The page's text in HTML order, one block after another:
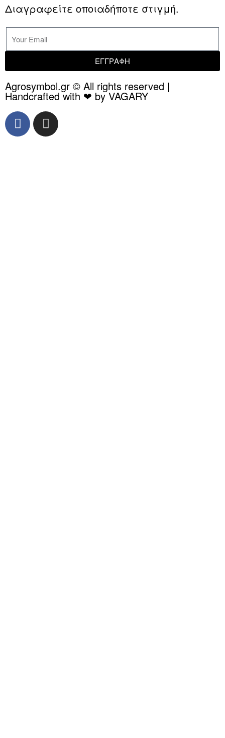
Διαγραφείτε οποιαδήποτε στιγμή.
ΕΓΓΡΑΦΗ
Agrosymbol.gr © All rights reserved |
Handcrafted with ❤ by VAGARY